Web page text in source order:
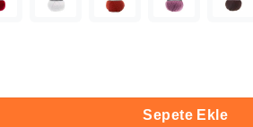
Taba Örgü İpliği 597 adet
Sepete Ekle